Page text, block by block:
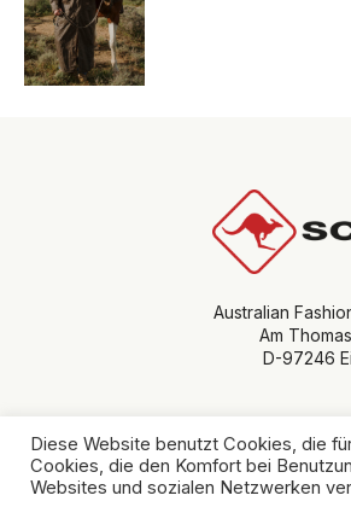
Australian
Am
D-97246
Diese Website benutzt Cookies, die
Cookies, die den Komfort bei
Websites und sozialen Netzwerken